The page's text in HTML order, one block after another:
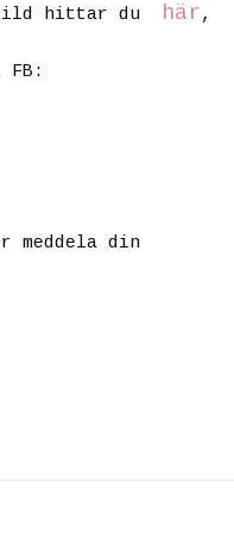
hittar du här,
meddela din